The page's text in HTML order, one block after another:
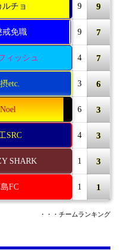
ルチョ 9 9
戒免職 9 7
ィッシュ 4 7
etc. 3 6
6 3
SRC 4 3
SHARK 1 3
FC 1 1
・・・チームランキング